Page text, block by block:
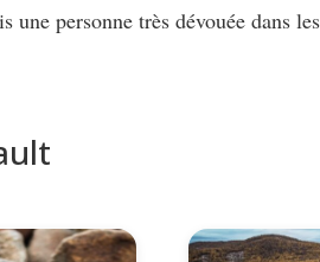
personne très dévouée dans